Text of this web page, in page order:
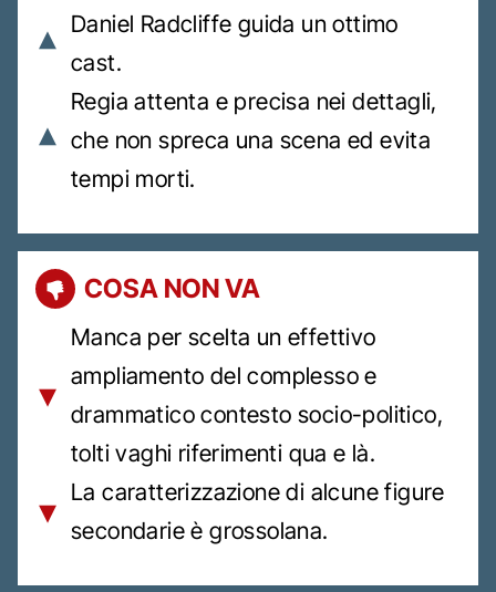
Daniel Radcliffe guida un ottimo
cast.
Regia attenta e precisa nei dettagli,
che non spreca una scena ed evita
tempi morti.
COSA NON VA
Manca per scelta un effettivo
ampliamento del complesso e
drammatico contesto socio-politico,
tolti vaghi riferimenti qua e là.
La caratterizzazione di alcune figure
secondarie è grossolana.